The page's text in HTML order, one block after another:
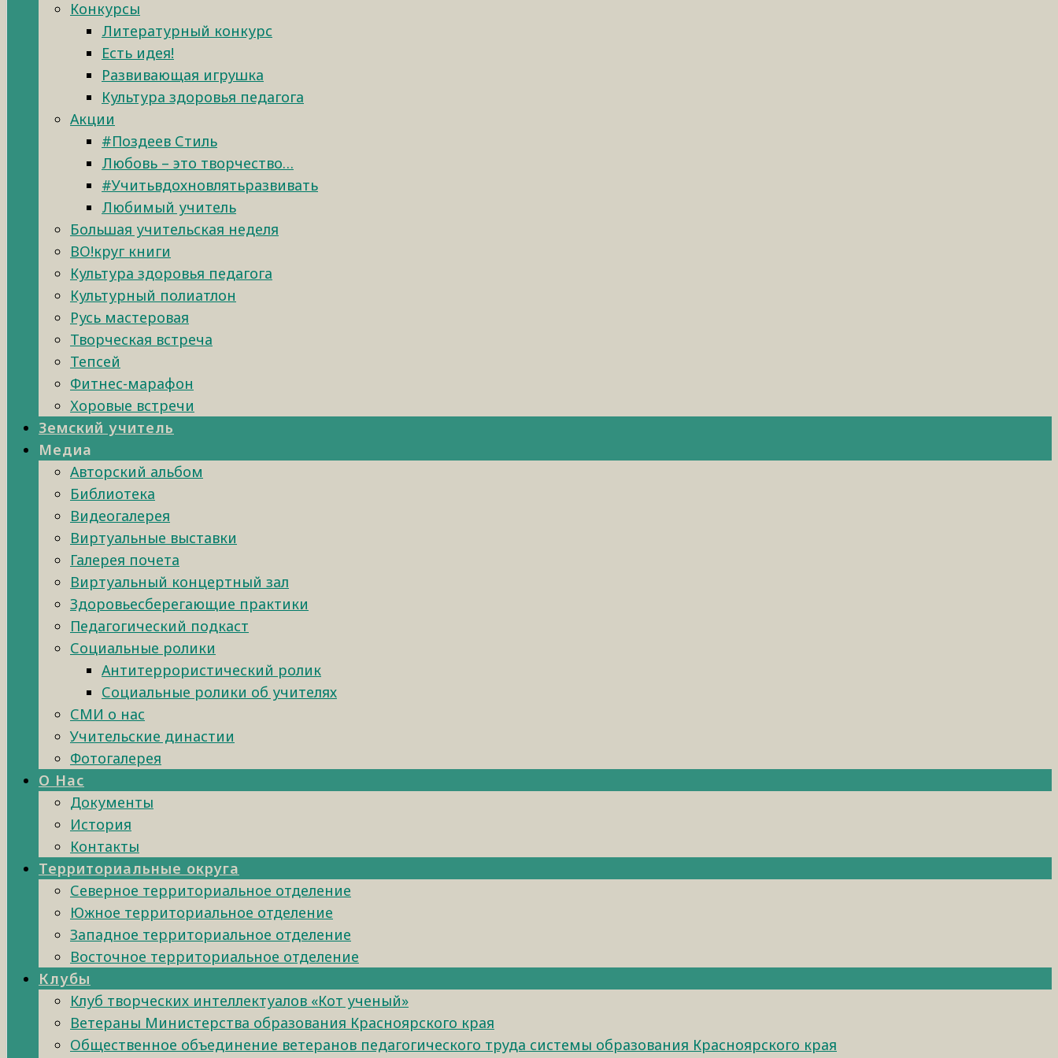
Конкурсы
Литературный конкурс
Есть идея!
Развивающая игрушка
Культура здоровья педагога
Акции
#Поздеев Стиль
Любовь – это творчество…
#Учитьвдохновлятьразвивать
Любимый учитель
Большая учительская неделя
ВО!круг книги
Культура здоровья педагога
Культурный полиатлон
Русь мастеровая
Творческая встреча
Тепсей
Фитнес-марафон
Хоровые встречи
Земский учитель
Медиа
Авторский альбом
Библиотека
Видеогалерея
Виртуальные выставки
Галерея почета
Виртуальный концертный зал
Здоровьесберегающие практики
Педагогический подкаст
Социальные ролики
Антитеррористический ролик
Социальные ролики об учителях
СМИ о нас
Учительские династии
Фотогалерея
О Нас
Документы
История
Контакты
Территориальные округа
Северное территориальное отделение
Южное территориальное отделение
Западное территориальное отделение
Восточное территориальное отделение
Клубы
Клуб творческих интеллектуалов «Кот ученый»
Ветераны Министерства образования Красноярского края
Общественное объединение ветеранов педагогического труда системы образования Красноярского края